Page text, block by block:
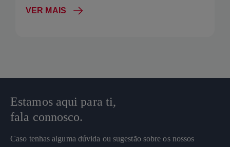
VER MAIS
Estamos aqui para ti,
fala connosco.
Caso tenhas alguma dúvida ou sugestão sobre os nossos